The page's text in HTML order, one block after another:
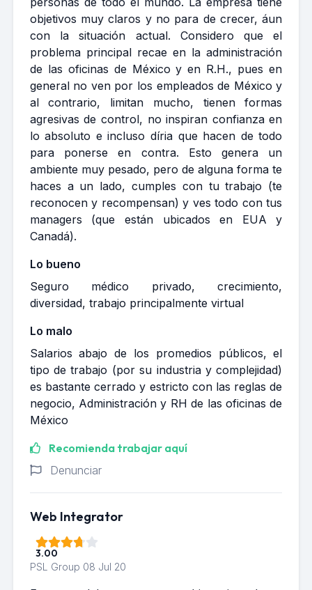
objetivos muy claros y no para de crecer, áun
con la situación actual. Considero que el
problema principal recae en la administración
de las oficinas de México y en R.H., pues en
general no ven por los empleados de México y
al contrario, limitan mucho, tienen formas
agresivas de control, no inspiran confianza en
lo absoluto e incluso díria que hacen de todo
para ponerse en contra. Esto genera un
ambiente muy pesado, pero de alguna forma te
haces a un lado, cumples con tu trabajo (te
reconocen y recompensan) y ves todo con tus
managers (que están ubicados en EUA y
Canadá).
Lo bueno
Seguro médico privado, crecimiento,
diversidad, trabajo principalmente virtual
Lo malo
Salarios abajo de los promedios públicos, el
tipo de trabajo (por su industria y complejidad)
es bastante cerrado y estricto con las reglas de
negocio, Administración y RH de las oficinas de
México
Recomienda trabajar aquí
Denunciar
Web Integrator
3.00
PSL Group 08 Jul 20